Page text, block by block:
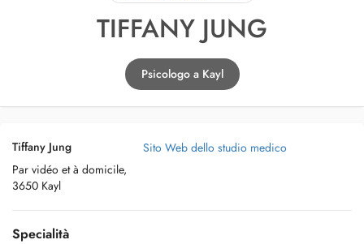
TIFFANY JUNG
Psicologo a Kayl
Tiffany Jung
Par vidéo et à domicile,
3650 Kayl
Sito Web dello studio medico
Specialità